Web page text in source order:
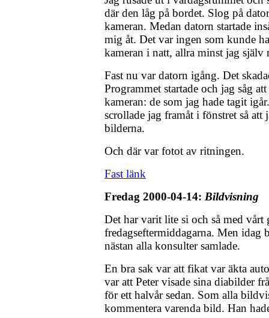
där den låg på bordet. Slog på
kameran. Medan datorn startade
mig åt. Det var ingen som kunde
kameran i natt, allra minst jag själv
Fast nu var datorn igång. Det
Programmet startade och jag såg
kameran: de som jag hade tagit
scrollade jag framåt i fönstret så att
bilderna.
Och där var fotot av ritningen.
Fast länk
Fredag 2000-04-14: Bildvisning
Det har varit lite si och så med vårt
fredagseftermiddagarna. Men idag
nästan alla konsulter samlade.
En bra sak var att fikat var äkta
var att Peter visade sina diabilder
för ett halvår sedan. Som alla
kommentera varenda bild. Han